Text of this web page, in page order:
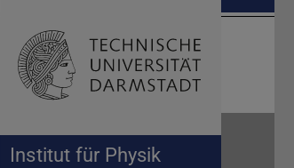
Institut für Physik
Suche öffnen